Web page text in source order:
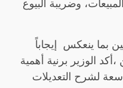
وضريبة البيوع
بما ينعكس إيجاباً
الوزير برنية أهمية
لشرح التعديلات